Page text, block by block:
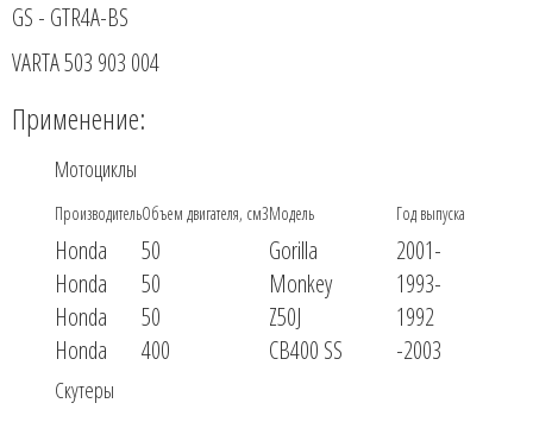
GS - GTR4A-BS
VARTA 503 903 004
Применение:
Мотоциклы
ПроизводительОбъем двигателя, см3Модель Год выпуска
Honda 50 Gorilla
2001-
Honda
50 Monkey
1993-
Honda
50 Z50J
1992
Honda
400 CB400 SS -2003
Скутеры